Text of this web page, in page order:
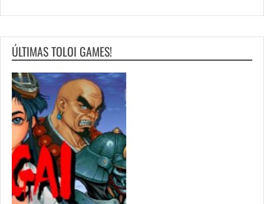
ÚLTIMAS TOLOI GAMES!